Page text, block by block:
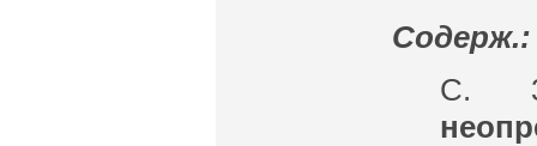
Содерж.:
С.